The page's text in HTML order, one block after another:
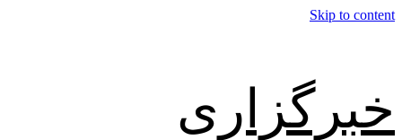
Skip to content
خبرگزاری